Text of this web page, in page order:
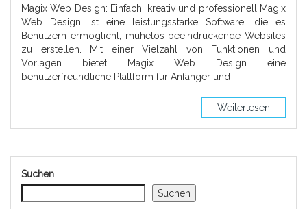
Magix Web Design: Einfach, kreativ und professionell Magix
Web Design ist eine leistungsstarke Software, die es
Benutzern ermöglicht, mühelos beeindruckende Websites
zu erstellen. Mit einer Vielzahl von Funktionen und
Vorlagen bietet Magix Web Design eine
benutzerfreundliche Plattform für Anfänger und
Weiterlesen
Suchen
Suchen